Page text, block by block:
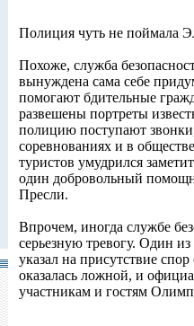
Полиция чуть не поймала
Похоже, служба
вынуждена сама себе
помогают бдительные
развешены портреты
полицию поступают
соревнованиях и в
туристов умудрился
один добровольный
Пресли.
Впрочем, иногда службе
серьезную тревогу. Один
указал на присутствие
оказалась ложной, и
участникам и гостям